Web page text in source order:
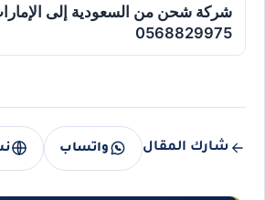
شركة شحن من السعودية إلى
0568829975
شارك المقال واتساب